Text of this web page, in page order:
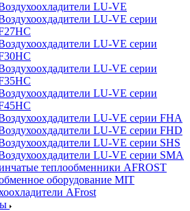
LU-VE
LU-VE серии
LU-VE серии
LU-VE серии
LU-VE серии
LU-VE серии FHA
LU-VE серии FHD
LU-VE серии SHS
LU-VE серии SMA
теплообменники AFROST
оборудование MIT
AFrost